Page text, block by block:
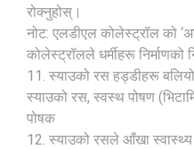
रोक्नुहोस्।
नोट: एलडीएल कोलेस्ट्रॉल को
कोलेस्ट्रॉलले धर्मीहरू निर्माणको
11. स्याउको रस हड्डीहरू
स्याउको रस, स्वस्थ पोषण
पोषक
12. स्याउको रसले आँखा स्वास्थ्य